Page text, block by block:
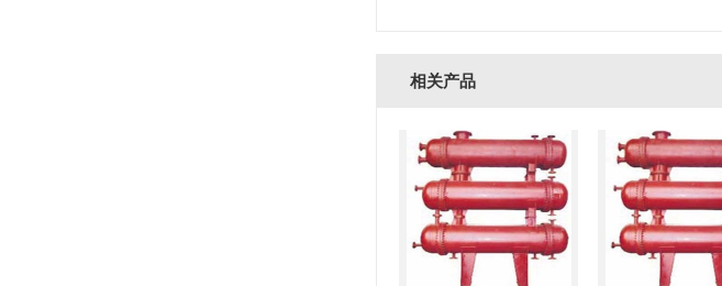
相关产品